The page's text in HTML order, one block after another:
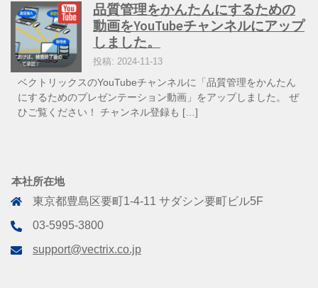
品質管理をかんたんにするための
動画をYouTubeチャンネルにアップ
しました。
投稿: 2024-11-13
ベクトリックスのYouTubeチャンネルに「品質管理をかんたん
にするためのプレゼンテーション動画」をアップしました。 ぜ
ひご覧ください！ チャンネル登録も […]
本社所在地
東京都豊島区要町1-4-11 サダシン要町ビル5F
03-5995-3800
support@vectrix.co.jp